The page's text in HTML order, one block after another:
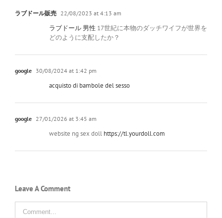
ラブドール販売 22/08/2023 at 4:13 am
ラブドール 男性 17世紀に本物のダッチワイフが世界を
どのように支配したか？
google 30/08/2024 at 1:42 pm
acquisto di bambole del sesso
google 27/01/2026 at 3:45 am
website ng sex doll https://tl.yourdoll.com
Leave A Comment